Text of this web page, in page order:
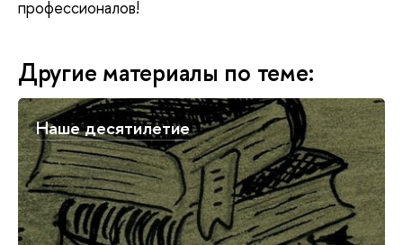
профессионалов!
Другие материалы по теме:
Наше десятилетие